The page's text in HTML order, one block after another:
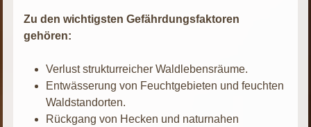
Zu den wichtigsten Gefährdungsfaktoren
gehören:
Verlust strukturreicher Waldlebensräume.
Entwässerung von Feuchtgebieten und feuchten
Waldstandorten.
Rückgang von Hecken und naturnahen